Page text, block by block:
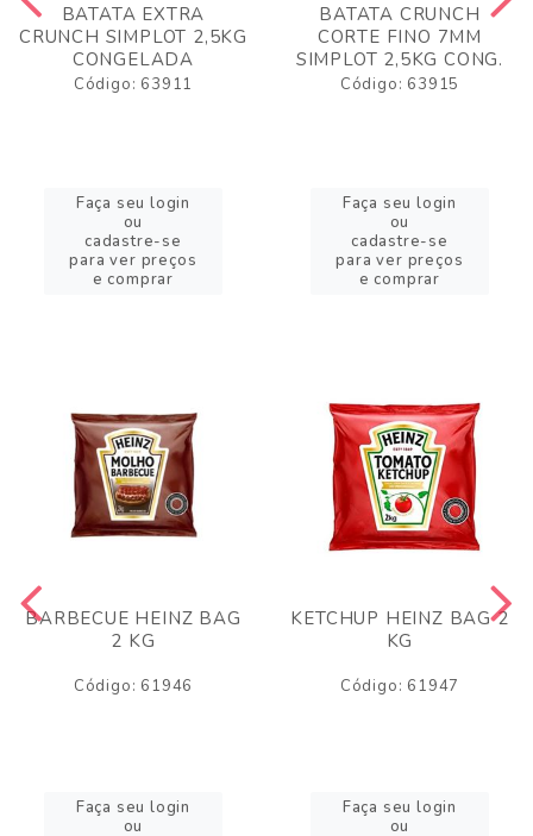
BATATA EXTRA
CRUNCH SIMPLOT 2,5KG
CONGELADA
Código: 63911
Faça seu login
ou
cadastre-se
para ver preços
e comprar
BATATA CRUNCH
CORTE FINO 7MM
SIMPLOT 2,5KG CONG.
Código: 63915
Faça seu login
ou
cadastre-se
para ver preços
e comprar
BARBECUE HEINZ BAG
2 KG
Código: 61946
Faça seu login
ou
KETCHUP HEINZ BAG 2
KG
Código: 61947
Faça seu login
ou